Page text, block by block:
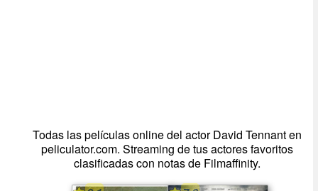
Todas las películas online del actor David Tennant en
peliculator.com. Streaming de tus actores favoritos
clasificadas con notas de Filmaffinity.